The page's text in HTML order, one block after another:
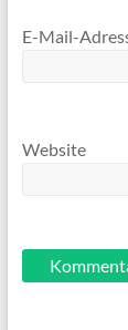
E-Mail-
Website